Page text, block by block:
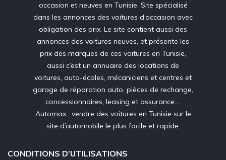
occasion et neuves en Tunisie. Site spécialisé
dans les annonces des voitures d’occasion avec
obligation des prix. Le site contient aussi des
annonces des voitures neuves, et présente les
prix des marques de ces voitures en Tunisie,
aussi c’est un annuaire des locations de
voitures, auto-écoles, mécaniciens et centres et
garage de réparation auto, pièces de rechange,
concessionnaires, leasing et assurance….
Automax : vendre des voitures en Tunisie sur le
site d’automobile le plus facile et rapide.
CONDITIONS D’UTILISATIONS